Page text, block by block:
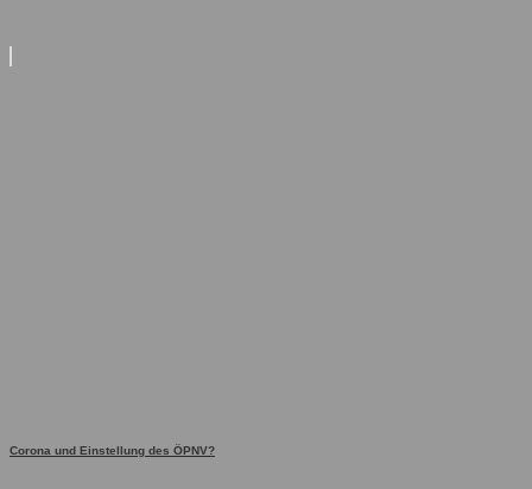
Corona und Einstellung des ÖPNV?